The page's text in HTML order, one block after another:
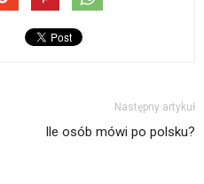
Następny artykuł
Ile osób mówi po polsku?